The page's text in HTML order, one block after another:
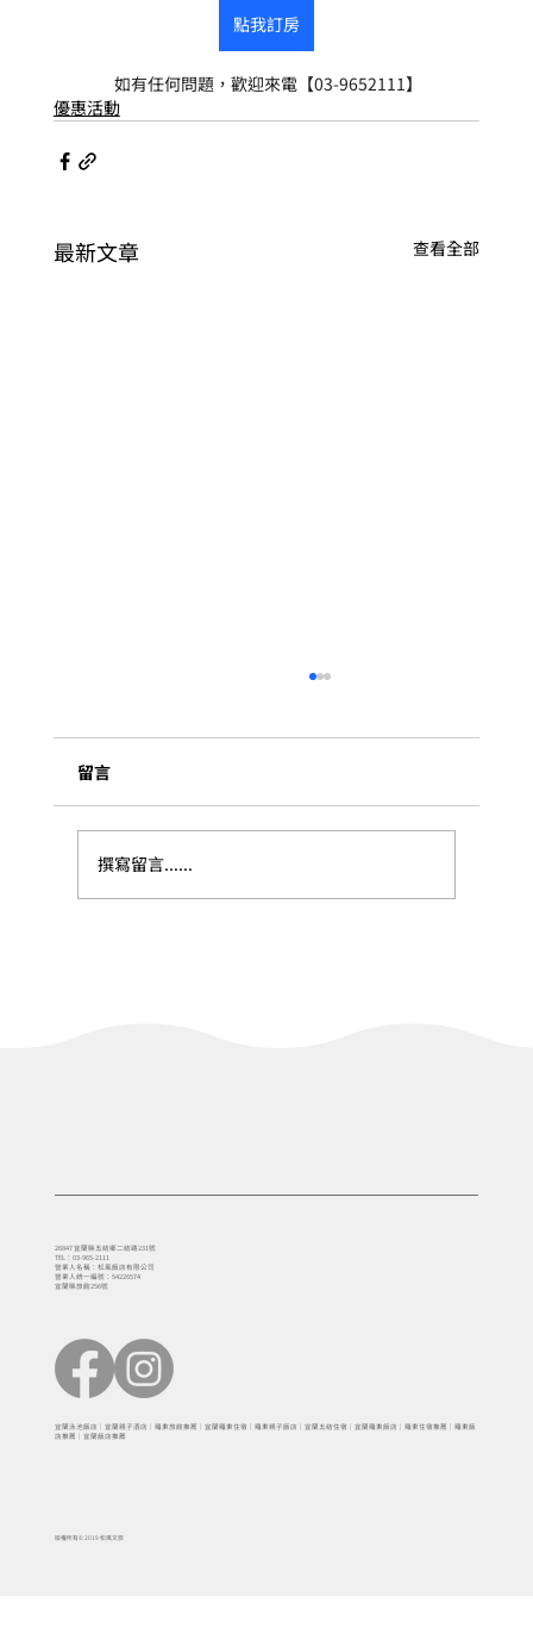
點我訂房
如有任何問題，歡迎來電【03-9652111】
優惠活動
最新文章 查看全部
留言
撰寫留言......
26847 宜蘭縣五結鄉二結路231號
TEL：03-965-2111
營業人名稱：松風飯店有限公司
營業人統一編號：54226574
宜蘭縣旅館256號
宜蘭泳池飯店｜宜蘭親子酒店｜羅東旅館推薦｜宜蘭羅東住宿｜羅東親子飯店｜宜蘭五結住宿｜宜蘭羅東飯店｜羅東住宿推薦｜羅東飯
店推薦｜宜蘭飯店推薦
版權所有© 2019 松風文旅